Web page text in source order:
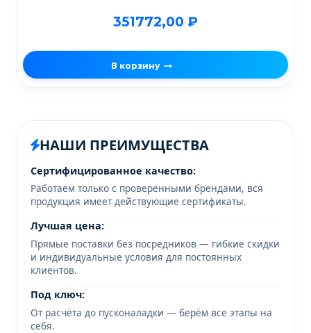
351772,00 ₽
В корзину
НАШИ ПРЕИМУЩЕСТВА
Сертифицированное качество:
Работаем только с проверенными брендами, вся
продукция имеет действующие сертификаты.
Лучшая цена:
Прямые поставки без посредников — гибкие скидки
и индивидуальные условия для постоянных
клиентов.
Под ключ:
От расчёта до пусконаладки — берём все этапы на
себя.